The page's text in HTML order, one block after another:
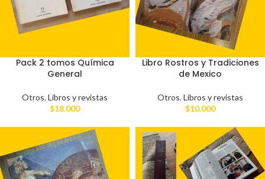
Pack 2 tomos Química
General
Otros, Libros y revistas
$18.000
Libro Rostros y Tradiciones
de Mexico
Otros, Libros y revistas
$10.000